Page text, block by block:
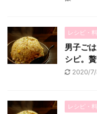
レシピ・
男子ご
シピ。
2020/
レシピ・